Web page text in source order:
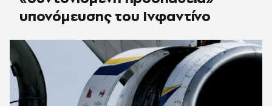
υπονόμευσης του Ινφαντίνο